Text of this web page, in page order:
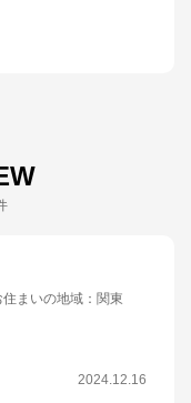
住まいの地域 ： 関東
2024.12.16